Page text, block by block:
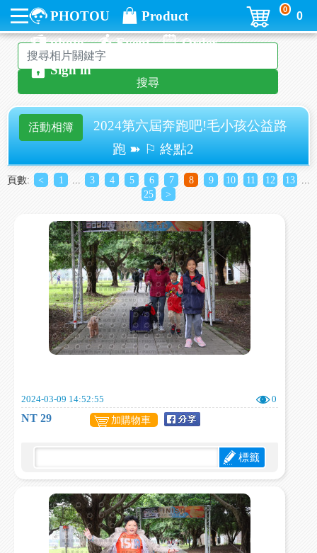
PHOTOU
Product
photo
Event
Order
Sign in
0
0
搜尋
活動相簿
2024第六屆奔跑吧!毛小孩公益路
跑 ➽ ⚐ 終點2
頁數: < 1 3 4 5 6 7 8 9 10 11 12 13
25
>
2024-03-09 14:52:55 0
NT 29 加購物車
標籤